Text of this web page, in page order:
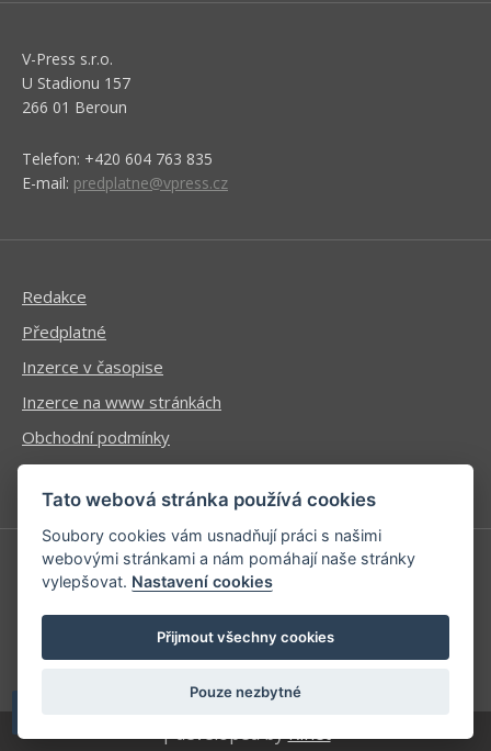
V-Press s.r.o.
U Stadionu 157
266 01 Beroun
Telefon: +420 604 763 835
E-mail: predplatne@vpress.cz
Redakce
Předplatné
Inzerce v časopise
Inzerce na www stránkách
Obchodní podmínky
Ochrana osobních údajů
Příhlášení | Registrace
Kontaktní informace
Mapa stránek
| developed byKinet
Tato webová stránka používá cookies
Soubory cookies vám usnadňují práci s našimi
webovými stránkami a nám pomáhají naše stránky
vylepšovat. Nastavení cookies
Přijmout všechny cookies
Pouze nezbytné